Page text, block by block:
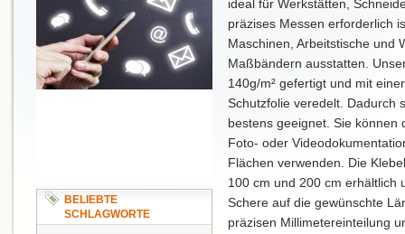
ideal für Werkstätten,
präzises Messen erforderlich
Maschinen, Arbeitstische und
Maßbändern ausstatten.
140g/m² gefertigt und mit
Schutzfolie veredelt. Dadurch
bestens geeignet. Sie
Foto- oder
Flächen verwenden. Die
100 cm und 200 cm erhältlich
Schere auf die gewünschte
präzisen Millimetereinteilung
BELIEBTE
SCHLAGWORTE